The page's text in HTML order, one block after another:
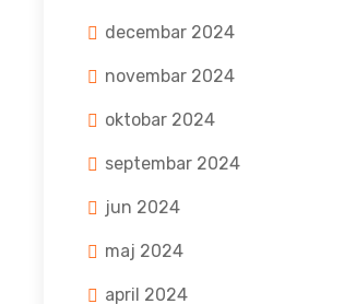
decembar 2024
novembar 2024
oktobar 2024
septembar 2024
jun 2024
maj 2024
april 2024